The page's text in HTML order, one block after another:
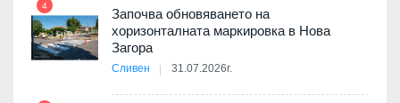
4
Започва обновяването на
хоризонталната маркировка в Нова
Загора
Сливен 31.07.2026г.